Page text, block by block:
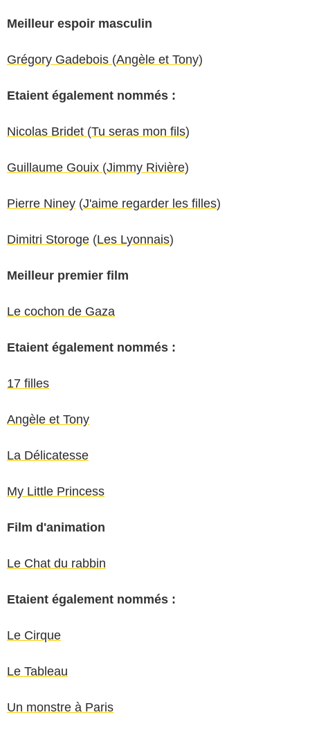
Meilleur espoir masculin
Grégory Gadebois (Angèle et Tony)
Etaient également nommés :
Nicolas Bridet (Tu seras mon fils)
Guillaume Gouix (Jimmy Rivière)
Pierre Niney (J'aime regarder les filles)
Dimitri Storoge (Les Lyonnais)
Meilleur premier film
Le cochon de Gaza
Etaient également nommés :
17 filles
Angèle et Tony
La Délicatesse
My Little Princess
Film d'animation
Le Chat du rabbin
Etaient également nommés :
Le Cirque
Le Tableau
Un monstre à Paris